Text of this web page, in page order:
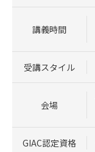
講義時間
受講スタイル
会場
GIAC認定資格